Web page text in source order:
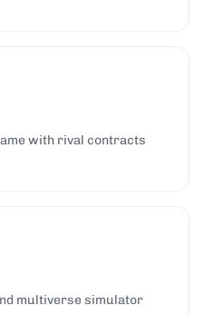
with rival contracts
multiverse simulator